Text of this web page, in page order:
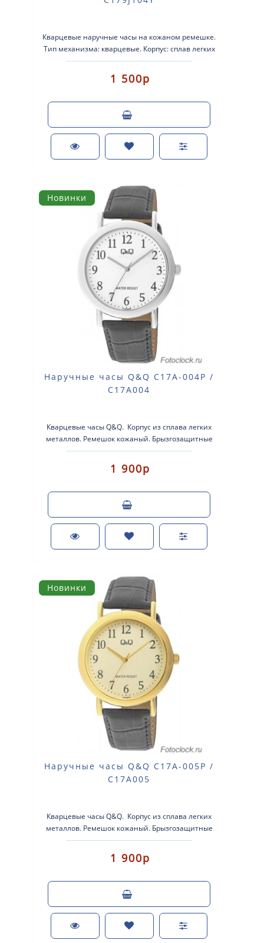
Кварцевые наручные часы на кожаном ремешке.
Тип механизма: кварцевые. Корпус: сплав легких
металлов с желтым покрытием. К..
1 500р
Новинки
Наручные часы Q&Q C17A-004P /
C17A004
Кварцевые часы Q&Q. Корпус из сплава легких
металлов. Ремешок кожаный. Брызгозащитные
WR3bar. Диаметр..
1 900р
Новинки
Наручные часы Q&Q C17A-005P /
C17A005
Кварцевые часы Q&Q. Корпус из сплава легких
металлов. Ремешок кожаный. Брызгозащитные
WR3bar. Диаме..
1 900р